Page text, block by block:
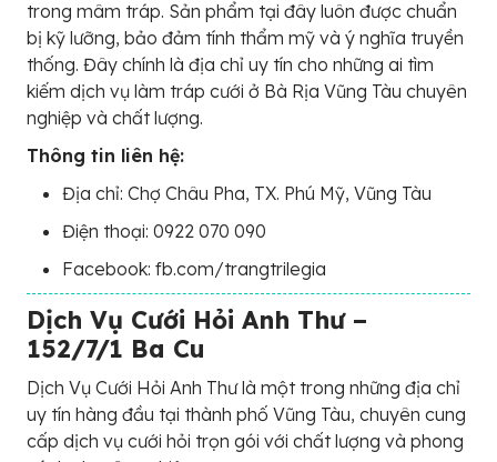
trong mâm tráp. Sản phẩm tại đây luôn được chuẩn
bị kỹ lưỡng, bảo đảm tính thẩm mỹ và ý nghĩa truyền
thống. Đây chính là địa chỉ uy tín cho những ai tìm
kiếm dịch vụ làm tráp cưới ở Bà Rịa Vũng Tàu chuyên
nghiệp và chất lượng.
Thông tin liên hệ:
Địa chỉ: Chợ Châu Pha, TX. Phú Mỹ, Vũng Tàu
Điện thoại: 0922 070 090
Facebook: fb.com/trangtrilegia
Dịch Vụ Cưới Hỏi Anh Thư –
152/7/1 Ba Cu
Dịch Vụ Cưới Hỏi Anh Thư là một trong những địa chỉ
uy tín hàng đầu tại thành phố Vũng Tàu, chuyên cung
cấp dịch vụ cưới hỏi trọn gói với chất lượng và phong